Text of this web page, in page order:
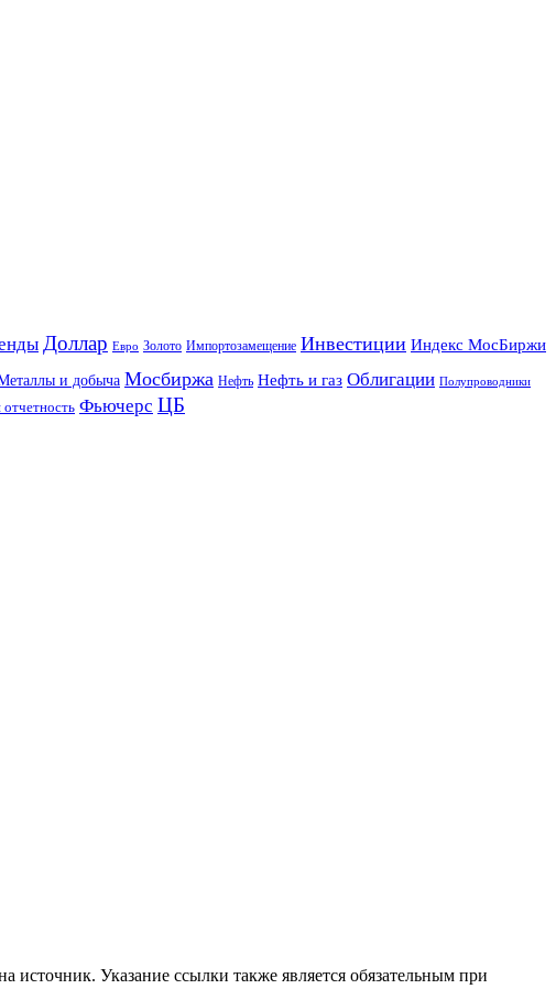
Доллар Евро Золото Импортозамещение Инвестиции Индекс МосБиржи
и добыча Мосбиржа Нефть Нефть и газ Облигации Полупроводники
Фьючерс ЦБ
источник. Указание ссылки также является обязательным при